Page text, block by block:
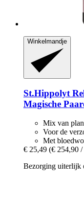
Winkelmandje
St.Hippolyt
Magische
Mix van
Voor de
Met
€ 25,49 (€ 254,90
Bezorging uiterlijk